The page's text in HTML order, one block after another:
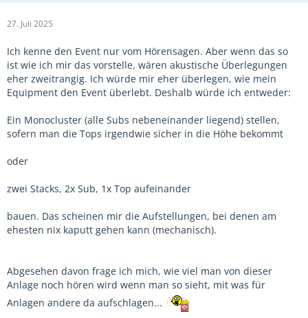
27. Juli 2025
Ich kenne den Event nur vom Hörensagen. Aber wenn das so
ist wie ich mir das vorstelle, wären akustische Überlegungen
eher zweitrangig. Ich würde mir eher überlegen, wie mein
Equipment den Event überlebt. Deshalb würde ich entweder:
Ein Monocluster (alle Subs nebeneinander liegend) stellen,
sofern man die Tops irgendwie sicher in die Höhe bekommt
oder
zwei Stacks, 2x Sub, 1x Top aufeinander
bauen. Das scheinen mir die Aufstellungen, bei denen am
ehesten nix kaputt gehen kann (mechanisch).
Abgesehen davon frage ich mich, wie viel man von dieser
Anlage noch hören wird wenn man so sieht, mit was für
Anlagen andere da aufschlagen...